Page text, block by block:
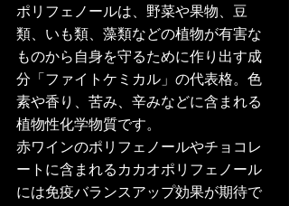
ポリフェノールは、野菜や果物、豆
類、いも類、藻類などの植物が有害な
ものから自身を守るために作り出す成
分「ファイトケミカル」の代表格。色
素や香り、苦み、辛みなどに含まれる
植物性化学物質です。
赤ワインのポリフェノールやチョコレ
ートに含まれるカカオポリフェノール
には免疫バランスアップ効果が期待で